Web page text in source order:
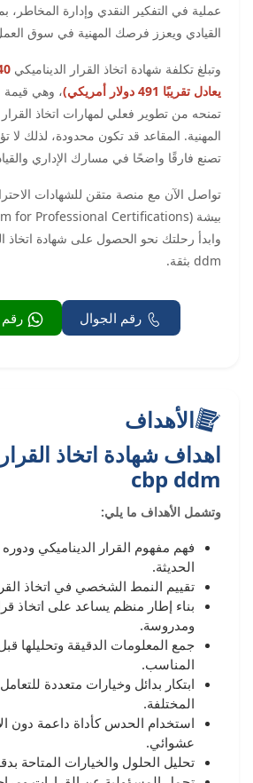
عملية في التفكير النقدي وإدارة
القيادي ويعزز فرصك المهنية في سوق
وتبلغ تكلفة شهادة اتخاذ القرار الديناميكي
يعادل تقريبًا 491 دولار أمريكي)
، وهي قيمة
تمنحه من تطوير فعلي لمهارات اتخاذ
المهنية. المقاعد قد تكون محدودة، لذلك
تصنع فارقًا واضحًا في مسارك الإداري
تواصل الآن مع منصة متقن للشهادات
ddm بثقة.
رقم الجوال رقم
الأهداف
اهداف شهادة اتخاذ
cbp ddm
وتشمل الأهداف ما يلي:
فهم مفهوم القرار الديناميكي
الحديثة.
تقييم النمط الشخصي في اتخاذ
بناء إطار منظم يساعد على اتخاذ
ومدروسة.
جمع المعلومات الدقيقة وتحليلها قبل
المناسب.
ابتكار بدائل وخيارات متعددة
المختلفة.
استخدام الحدس كأداة داعمة دون
عشوائي.
تحليل الحلول والخيارات المتاحة